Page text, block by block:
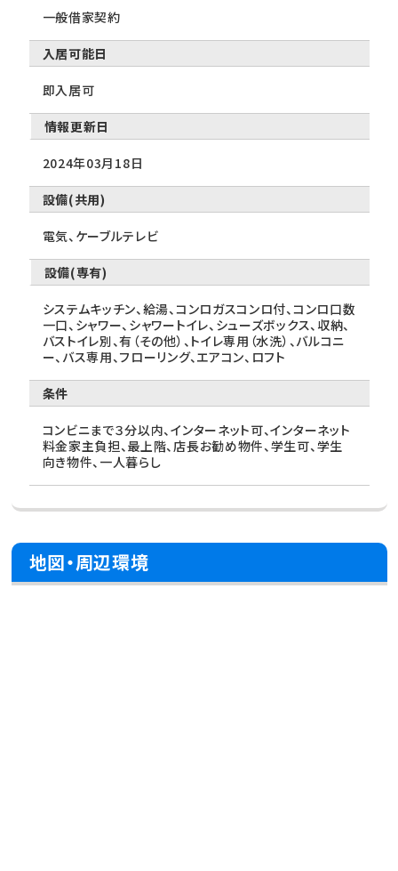
一般借家契約
入居可能日
即入居可
情報更新日
2024年03月18日
設備(共用)
電気、ケーブルテレビ
設備(専有)
システムキッチン、給湯、コンロガスコンロ付、コンロ口数
一口、シャワー、シャワートイレ、シューズボックス、収納、
バストイレ別、有（その他）、トイレ専用（水洗）、バルコニ
ー、バス専用、フローリング、エアコン、ロフト
条件
コンビニまで３分以内、インターネット可、インターネット
料金家主負担、最上階、店長お勧め物件、学生可、学生
向き物件、一人暮らし
地図・周辺環境